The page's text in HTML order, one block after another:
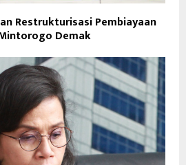
Restrukturisasi Pembiayaan
Demak